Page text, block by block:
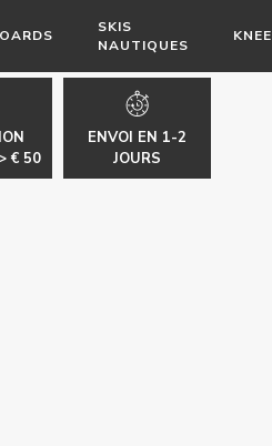
SKIS
NAUTIQUES
€ 50
ENVOI EN 1-2
JOURS